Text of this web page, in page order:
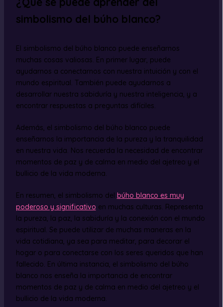
simbolismo del búho blanco?
El simbolismo del búho blanco puede enseñarnos
muchas cosas valiosas. En primer lugar, puede
ayudarnos a conectarnos con nuestra intuición y con el
mundo espiritual. También puede ayudarnos a
desarrollar nuestra sabiduría y nuestra inteligencia, y a
encontrar respuestas a preguntas difíciles.
Además, el simbolismo del búho blanco puede
enseñarnos la importancia de la pureza y la tranquilidad
en nuestra vida. Nos recuerda la necesidad de encontrar
momentos de paz y de calma en medio del ajetreo y el
bullicio de la vida moderna.
En resumen, el simbolismo del búho blanco es muy
poderoso y significativo en muchas culturas. Representa
la pureza, la paz, la sabiduría y la conexión con el mundo
espiritual. Se puede utilizar de muchas maneras en la
vida cotidiana, ya sea para meditar, para decorar el
hogar o para conectarse con los seres queridos que han
fallecido. En última instancia, el simbolismo del búho
blanco nos enseña la importancia de encontrar
momentos de paz y de calma en medio del ajetreo y el
bullicio de la vida moderna.